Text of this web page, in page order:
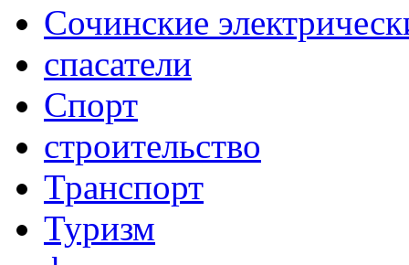
Сочинские
спасатели
Спорт
строительство
Транспорт
Туризм